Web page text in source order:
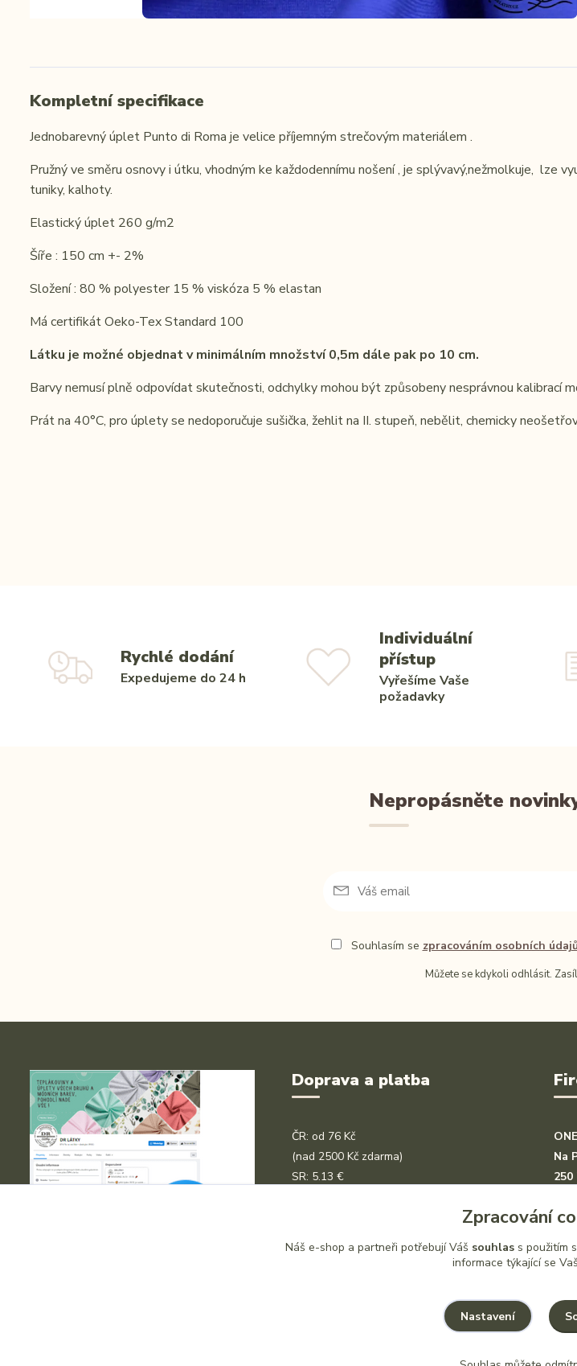
Kompletní specifikace
Jednobarevný úplet Punto di Roma je velice příjemným strečovým materiálem .
Pružný ve směru osnovy i útku, vhodným ke každodennímu nošení , je splývavý,nežmolkuje, lze
tuniky, kalhoty.
Elastický úplet 260 g/m2
Šíře : 150 cm +- 2%
Složení : 80 % polyester 15 % viskóza 5 % elastan
Má certifikát Oeko-Tex Standard 100
Látku je možné objednat v minimálním množství 0,5m dále pak po 10 cm.
Barvy nemusí plně odpovídat skutečnosti, odchylky mohou být způsobeny nesprávnou kalibrací
Prát na 40°C, pro úplety se nedoporučuje sušička, žehlit na II. stupeň, nebělit, chemicky
Rychlé dodání
Expedujeme do 24 h
Individuální
přístup
Vyřešíme Vaše
požadavky
Nepropásněte
Souhlasím se zpracováním osobních
Můžete se kdykoli odhlásit.
Doprava a platba
ČR: od 76 Kč
(nad 2500 Kč zdarma)
SR: 5.13 €
Bankovní převod
Na
250
Zpracování
Náš e-shop a partneři potřebují Váš souhlass použitím
informace týkající se
Nastavení